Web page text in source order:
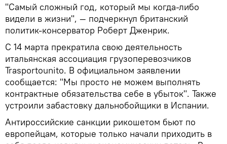
"Самый сложный год, который мы когда-либо
видели в жизни", — подчеркнул британский
политик-консерватор Роберт Дженрик.
С 14 марта прекратила свою деятельность
итальянская ассоциация грузоперевозчиков
Trasportounito. В официальном заявлении
сообщается: "Мы просто не можем выполнять
контрактные обязательства себе в убыток". Также
устроили забастовку дальнобойщики в Испании.
Антироссийские санкции рикошетом бьют по
европейцам, которые только начали приходить в